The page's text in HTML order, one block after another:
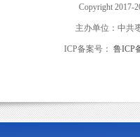
Copyright 2017-
主办单位：中共
ICP备案号： 鲁ICP